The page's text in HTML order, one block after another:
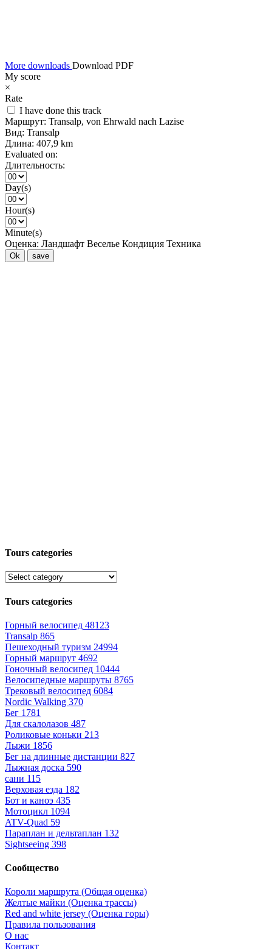
More downloads Download PDF
My score
×
Rate
I have done this track
Маршрут: Transalp, von Ehrwald nach Lazise
Вид: Transalp
Длина: 407,9 km
Evaluated on:
Длительность:
Day(s)
Hour(s)
Minute(s)
Оценка: Ландшафт Веселье Кондиция Техника
Ok save
Tours categories
Tours categories
Горный велосипед 48123
Transalp 865
Пешеходный туризм 24994
Горный маршрут 4692
Гоночный велосипед 10444
Велосипедные маршруты 8765
Трековый велосипед 6084
Nordic Walking 370
Бег 1781
Для скалолазов 487
Роликовые коньки 213
Лыжи 1856
Бег на длинные дистанции 827
Лыжная доска 590
сани 115
Верховая езда 182
Бот и каноэ 435
Мотоцикл 1094
ATV-Quad 59
Параплан и дельтаплан 132
Sightseeing 398
Сообщество
Короли маршрута (Общая оценка)
Желтые майки (Оценка трассы)
Red and white jersey (Оценка горы)
Правила пользования
О нас
Контакт